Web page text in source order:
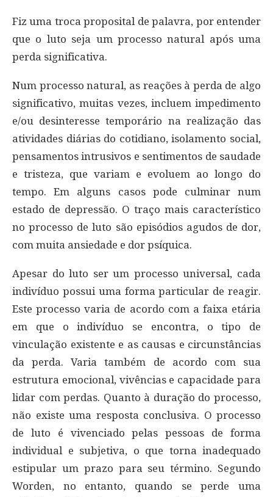
Fiz uma troca proposital de palavra, por entender
que o luto seja um processo natural após uma
perda significativa.
Num processo natural, as reações à perda de algo
significativo, muitas vezes, incluem impedimento
e/ou desinteresse temporário na realização das
atividades diárias do cotidiano, isolamento social,
pensamentos intrusivos e sentimentos de saudade
e tristeza, que variam e evoluem ao longo do
tempo. Em alguns casos pode culminar num
estado de depressão. O traço mais característico
no processo de luto são episódios agudos de dor,
com muita ansiedade e dor psíquica.
Apesar do luto ser um processo universal, cada
indivíduo possui uma forma particular de reagir.
Este processo varia de acordo com a faixa etária
em que o indivíduo se encontra, o tipo de
vinculação existente e as causas e circunstâncias
da perda. Varia também de acordo com sua
estrutura emocional, vivências e capacidade para
lidar com perdas. Quanto à duração do processo,
não existe uma resposta conclusiva. O processo
de luto é vivenciado pelas pessoas de forma
individual e subjetiva, o que torna inadequado
estipular um prazo para seu término. Segundo
Worden, no entanto, quando se perde uma